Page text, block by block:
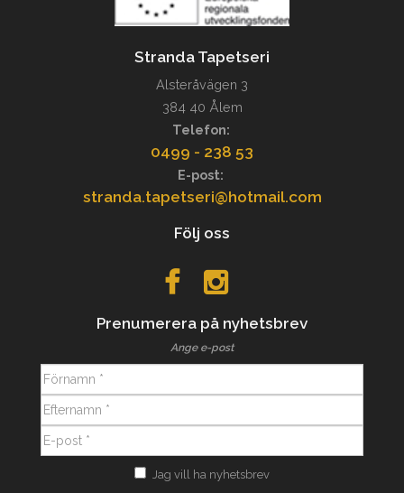
Stranda Tapetseri
Alsteråvägen 3
384 40 Ålem
Telefon:
0499 - 238 53
E-post:
stranda.tapetseri@hotmail.com
Följ oss
Prenumerera på nyhetsbrev
Ange e-post
Jag vill ha nyhetsbrev